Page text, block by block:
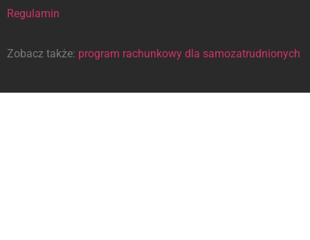
Regulamin
Zobacz także: program rachunkowy dla samozatrudnionych